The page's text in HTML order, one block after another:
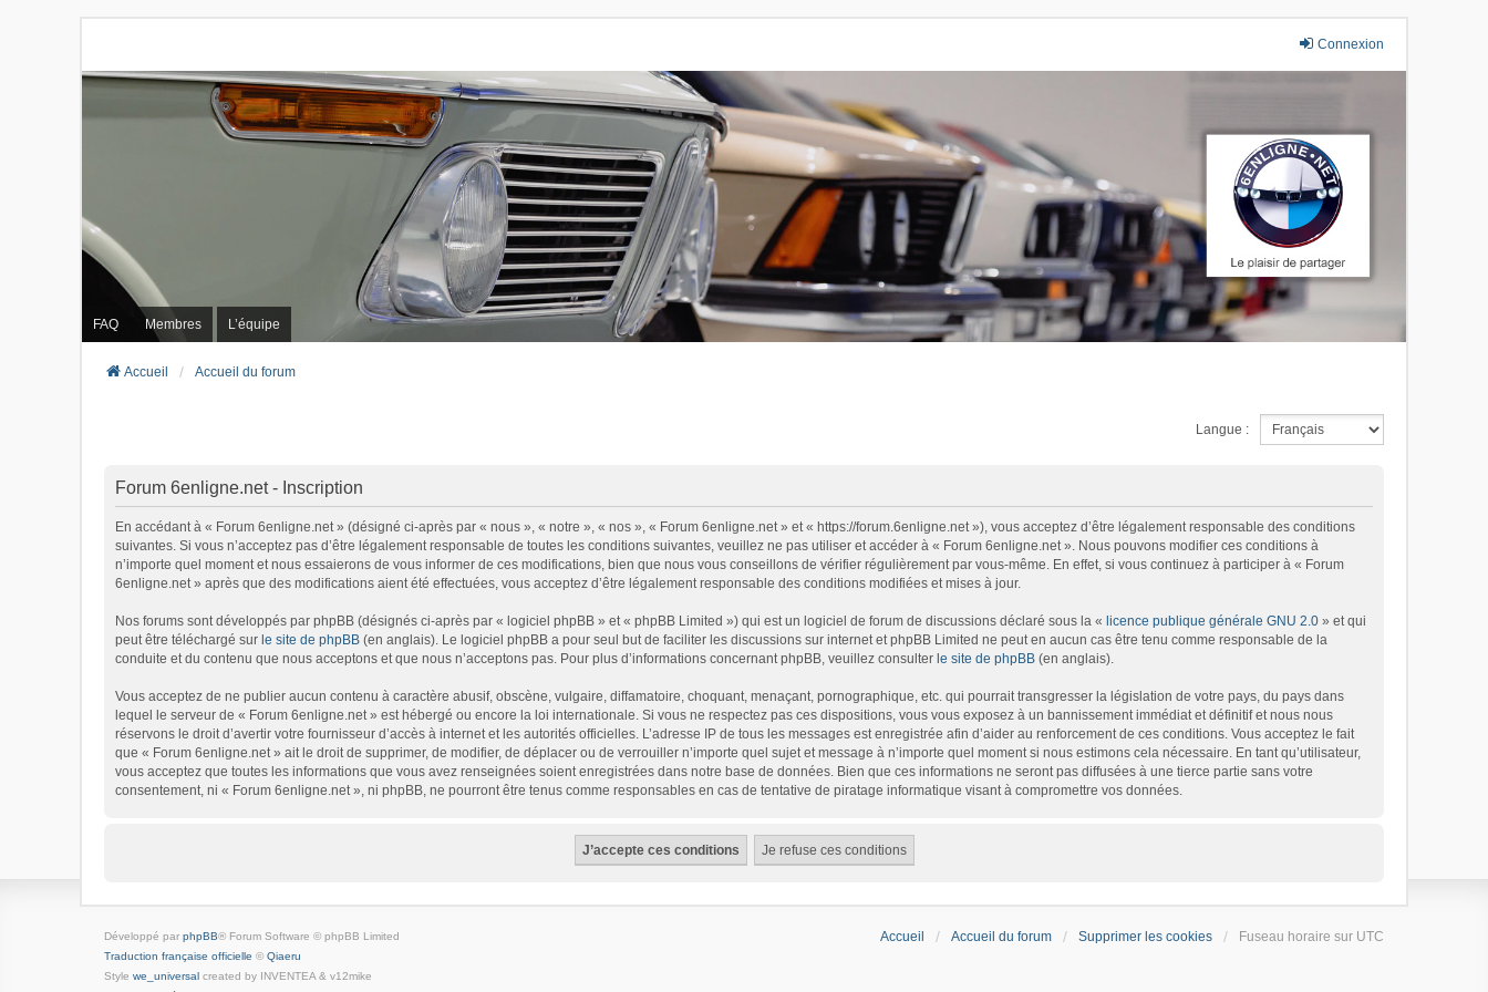
Connexion
FAQ Membres L’équipe
Accueil Accueil du forum
Langue :
Forum 6enligne.net - Inscription
En accédant à « Forum 6enligne.net » (désigné ci-après par « nous », « notre », « nos », « Forum 6enligne.net » et « https://forum.6enligne.net »), vous acceptez d’être légalement responsable des conditions
suivantes. Si vous n’acceptez pas d’être légalement responsable de toutes les conditions suivantes, veuillez ne pas utiliser et accéder à « Forum 6enligne.net ». Nous pouvons modifier ces conditions à
n’importe quel moment et nous essaierons de vous informer de ces modifications, bien que nous vous conseillons de vérifier régulièrement par vous-même. En effet, si vous continuez à participer à « Forum
6enligne.net » après que des modifications aient été effectuées, vous acceptez d’être légalement responsable des conditions modifiées et mises à jour.
Nos forums sont développés par phpBB (désignés ci-après par « logiciel phpBB » et « phpBB Limited ») qui est un logiciel de forum de discussions déclaré sous la « licence publique générale GNU 2.0 » et qui
peut être téléchargé sur le site de phpBB (en anglais). Le logiciel phpBB a pour seul but de faciliter les discussions sur internet et phpBB Limited ne peut en aucun cas être tenu comme responsable de la
conduite et du contenu que nous acceptons et que nous n’acceptons pas. Pour plus d’informations concernant phpBB, veuillez consulter le site de phpBB (en anglais).
Vous acceptez de ne publier aucun contenu à caractère abusif, obscène, vulgaire, diffamatoire, choquant, menaçant, pornographique, etc. qui pourrait transgresser la législation de votre pays, du pays dans
lequel le serveur de « Forum 6enligne.net » est hébergé ou encore la loi internationale. Si vous ne respectez pas ces dispositions, vous vous exposez à un bannissement immédiat et définitif et nous nous
réservons le droit d’avertir votre fournisseur d’accès à internet et les autorités officielles. L’adresse IP de tous les messages est enregistrée afin d’aider au renforcement de ces conditions. Vous acceptez le fait
que « Forum 6enligne.net » ait le droit de supprimer, de modifier, de déplacer ou de verrouiller n’importe quel sujet et message à n’importe quel moment si nous estimons cela nécessaire. En tant qu’utilisateur,
vous acceptez que toutes les informations que vous avez renseignées soient enregistrées dans notre base de données. Bien que ces informations ne seront pas diffusées à une tierce partie sans votre
consentement, ni « Forum 6enligne.net », ni phpBB, ne pourront être tenus comme responsables en cas de tentative de piratage informatique visant à compromettre vos données.
Accueil Accueil du forum Supprimer les cookies Fuseau horaire sur UTC
Développé par phpBB® Forum Software © phpBB Limited
Traduction française officielle © Qiaeru
Style we_universal created by INVENTEA & v12mike